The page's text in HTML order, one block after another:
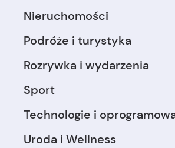
Nieruchomości
Podróże i turystyka
Rozrywka i wydarzenia
Sport
Technologie i
Uroda i Wellness